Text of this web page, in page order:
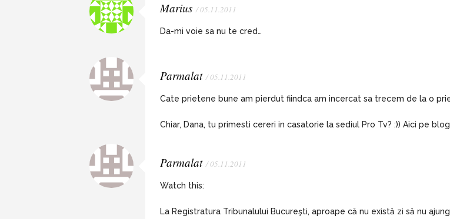
Marius / 05.11.2011
Da-mi voie sa nu te cred…
Parmalat / 05.11.2011
Cate prietene bune am pierdut fiindca am incercat sa trecem de la o
Chiar, Dana, tu primesti cereri in casatorie la sediul Pro Tv? :)) Aici pe
Parmalat / 05.11.2011
Watch this:
La Registratura Tribunalului Bucureşti, aproape că nu există zi să nu